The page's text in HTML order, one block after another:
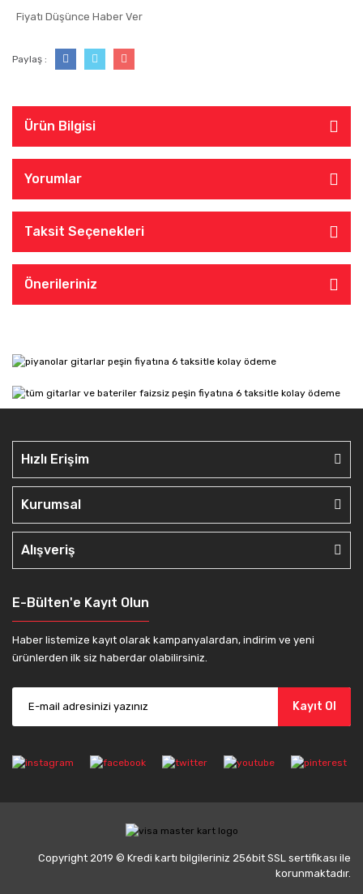
Fiyatı Düşünce Haber Ver
Paylaş :
Ürün Bilgisi
Yorumlar
Taksit Seçenekleri
Önerileriniz
Hızlı Erişim
Kurumsal
Alışveriş
E-Bülten'e Kayıt Olun
Haber listemize kayıt olarak kampanyalardan, indirim ve yeni
ürünlerden ilk siz haberdar olabilirsiniz.
Kayıt Ol
Copyright 2019 © Kredi kartı bilgileriniz 256bit SSL sertifikası ile
korunmaktadır.